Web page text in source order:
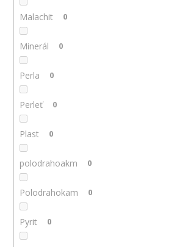
Malachit 0
Minerál 0
Perla 0
Perleť 0
Plast 0
polodrahoakm 0
Polodrahokam 0
Pyrit 0